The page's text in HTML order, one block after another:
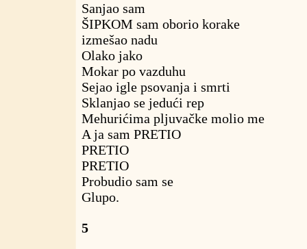
Sanjao sam
ŠIPKOM sam oborio korake
izmešao nadu
Olako jako
Mokar po vazduhu
Sejao igle psovanja i smrti
Sklanjao se jedući rep
Mehurićima pljuvačke molio me
A ja sam PRETIO
PRETIO
PRETIO
Probudio sam se
Glupo.
5